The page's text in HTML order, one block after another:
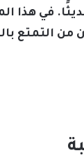
في هذا
حتى تتمكن من